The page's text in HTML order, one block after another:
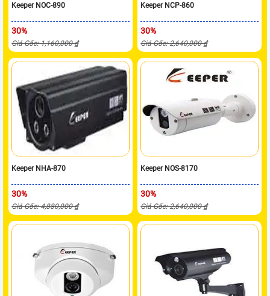
Keeper NOC-890
30%
Giá Gốc: 1,160,000 ₫
Keeper NCP-860
30%
Giá Gốc: 2,640,000 ₫
Keeper NHA-870
30%
Giá Gốc: 4,880,000 ₫
Keeper NOS-8170
30%
Giá Gốc: 2,640,000 ₫